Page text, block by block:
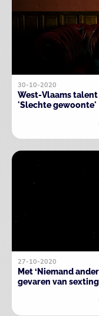
30-10-2020
West-Vlaams
'Slechte gewoonte'
27-10-2020
Met ‘Niemand
gevaren van sexting